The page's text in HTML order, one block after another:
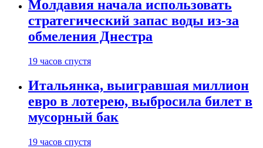
Молдавия начала использовать
стратегический запас воды из-за
обмеления Днестра
19 часов спустя
Итальянка, выигравшая миллион
евро в лотерею, выбросила билет в
мусорный бак
19 часов спустя